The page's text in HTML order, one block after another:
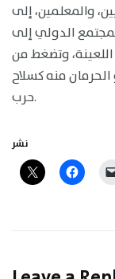
والمعلمين، إلى
الدولي إلى
وتضغط من
منه كسلاح
حرب.
نشر